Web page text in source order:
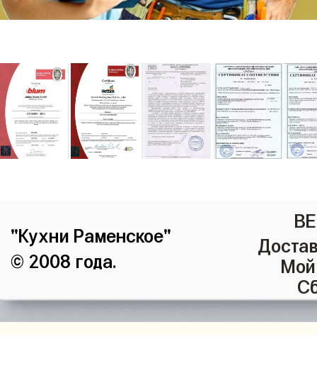
"Кухни Раменское"
© 2008 года.